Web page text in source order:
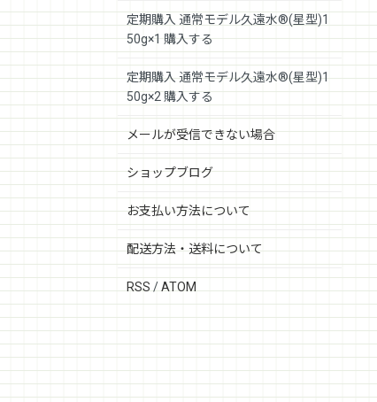
定期購入 通常モデル久遠水®(星型)1
50g×1 購入する
定期購入 通常モデル久遠水®(星型)1
50g×2 購入する
メールが受信できない場合
ショップブログ
お支払い方法について
配送方法・送料について
RSS /ATOM